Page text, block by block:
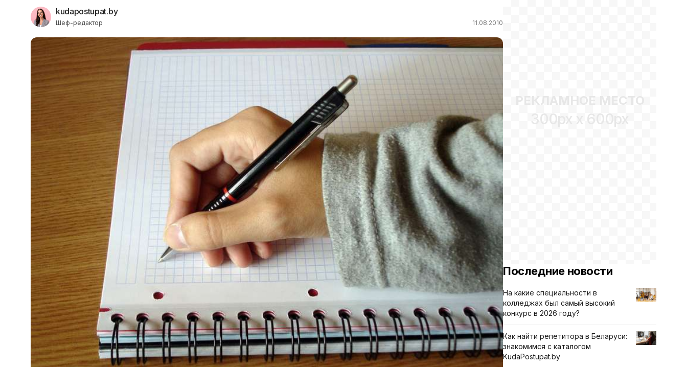
kudapostupat.by
Шеф-редактор 11.08.2010
РЕКЛАМНОЕ МЕСТО
300px x 600px
Последние новости
На какие специальности в
колледжах был самый высокий
конкурс в 2026 году?
Как найти репетитора в Беларуси:
знакомимся с каталогом
KudaPostupat.by